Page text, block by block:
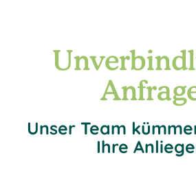
Unser Team
Ihre